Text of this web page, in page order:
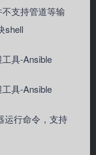
支持管道等输
shell
运行命令，支持